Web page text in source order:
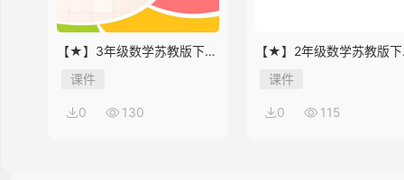
【★】3年级数学苏教版下册
课件第10单元《单元复习》
课件
0 130
【★】2年级数学苏教版
课件第9单元《期末复习》
课件
0 115